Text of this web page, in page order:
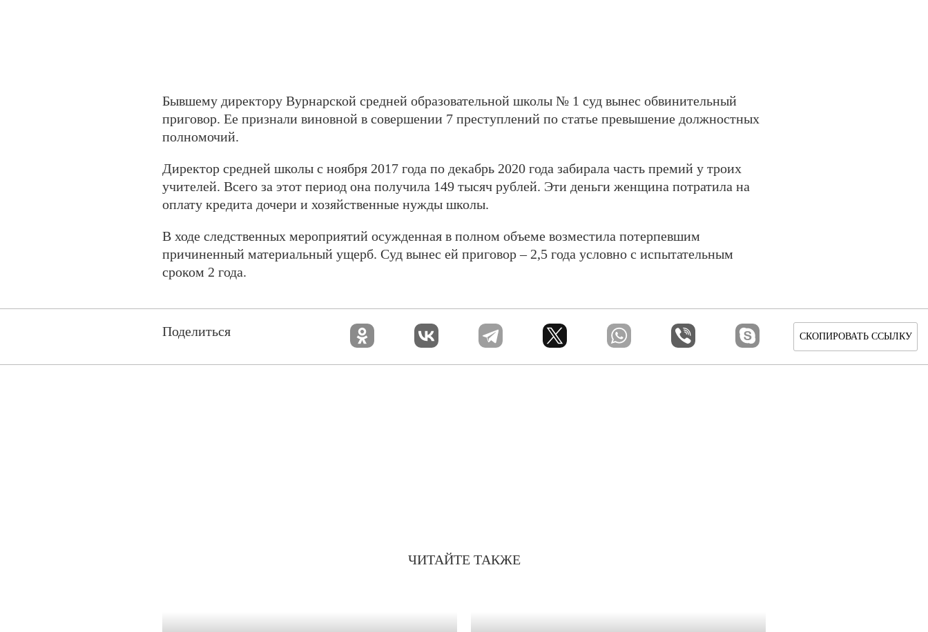
Бывшему директору Вурнарской средней образовательной школы № 1 суд вынес обвинительный
приговор. Ее признали виновной в совершении 7 преступлений по статье превышение должностных
полномочий.
Директор средней школы с ноября 2017 года по декабрь 2020 года забирала часть премий у троих
учителей. Всего за этот период она получила 149 тысяч рублей. Эти деньги женщина потратила на
оплату кредита дочери и хозяйственные нужды школы.
В ходе следственных мероприятий осужденная в полном объеме возместила потерпевшим
причиненный материальный ущерб. Суд вынес ей приговор – 2,5 года условно с испытательным
сроком 2 года.
Поделиться СКОПИРОВАТЬ ССЫЛКУ
ЧИТАЙТЕ ТАКЖЕ